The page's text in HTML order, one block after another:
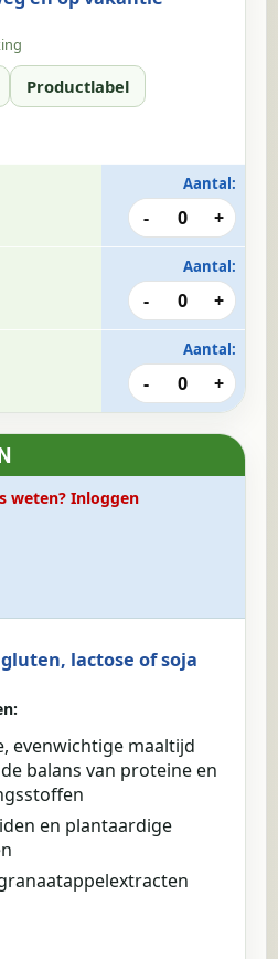
Productlabel
Aantal:
- 0 +
Aantal:
- 0 +
Aantal:
- 0 +
lactose of soja
evenwichtige maaltijd
balans van proteine en
en plantaardige
weten? Inloggen